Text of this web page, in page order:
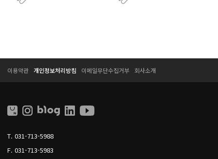
T. 031-713-5988
F. 031-713-5983
이용약관 개인정보처리방침 이메일무단수집거부 회사소개